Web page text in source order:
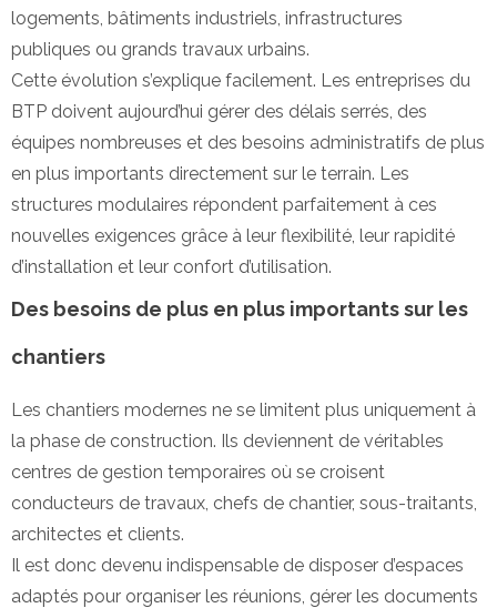
logements, bâtiments industriels, infrastructures
publiques ou grands travaux urbains.
Cette évolution s’explique facilement. Les entreprises du
BTP doivent aujourd’hui gérer des délais serrés, des
équipes nombreuses et des besoins administratifs de plus
en plus importants directement sur le terrain. Les
structures modulaires répondent parfaitement à ces
nouvelles exigences grâce à leur flexibilité, leur rapidité
d’installation et leur confort d’utilisation.
Des besoins de plus en plus importants sur les
chantiers
Les chantiers modernes ne se limitent plus uniquement à
la phase de construction. Ils deviennent de véritables
centres de gestion temporaires où se croisent
conducteurs de travaux, chefs de chantier, sous-traitants,
architectes et clients.
Il est donc devenu indispensable de disposer d’espaces
adaptés pour organiser les réunions, gérer les documents